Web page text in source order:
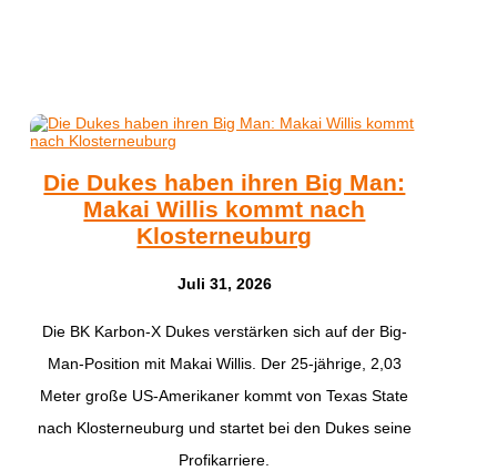
Die Dukes haben ihren Big Man:
Makai Willis kommt nach
Klosterneuburg
Juli 31, 2026
​Die BK Karbon-X Dukes verstärken sich auf der Big-
Man-Position mit Makai Willis. Der 25-jährige, 2,03
Meter große US-Amerikaner kommt von Texas State
nach Klosterneuburg und startet bei den Dukes seine
Profikarriere.